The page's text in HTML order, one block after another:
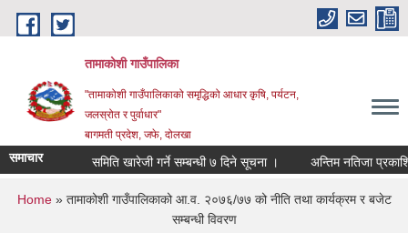
Skip to main content
तामाकोशी गाउँपालिका
"तामाकोशी गाउँपालिकाको समृद्धिको आधार कृषि, पर्यटन,
जलस्रोत र पुर्वाधार"
बागमती प्रदेश, जफे, दोलखा
समाचार समिति खारेजी गर्ने सम्बन्धी ७ दिने सूचना । अन्तिम नतिजा प्रकाशित
You are here
Home» तामाकोशी गाउँपालिकाको आ.व. २०७६/७७ को नीति तथा कार्यक्रम र बजेट
सम्बन्धी विवरण